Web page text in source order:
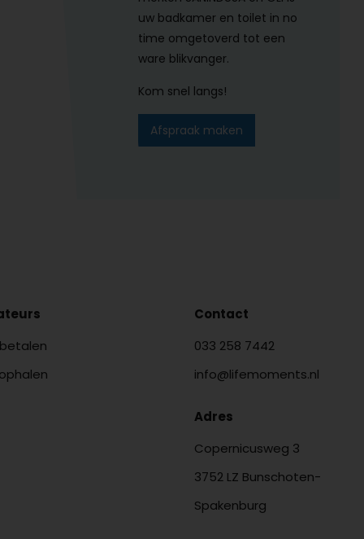
uw badkamer en toilet in no
time omgetoverd tot een
ware blikvanger.
Kom snel langs!
Afspraak maken
Contact
033 258 7442
info@lifemoments.nl
Adres
Copernicusweg 3
3752 LZ Bunschoten-
Spakenburg